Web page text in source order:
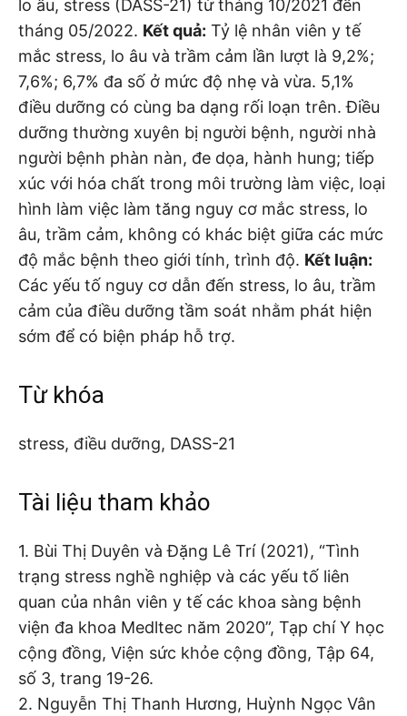
lo âu, stress (DASS-21) từ tháng 10/2021 đến
tháng 05/2022. Kết quả: Tỷ lệ nhân viên y tế
mắc stress, lo âu và trầm cảm lần lượt là 9,2%;
7,6%; 6,7% đa số ở mức độ nhẹ và vừa. 5,1%
điều dưỡng có cùng ba dạng rối loạn trên. Điều
dưỡng thường xuyên bị người bệnh, người nhà
người bệnh phàn nàn, đe dọa, hành hung; tiếp
xúc với hóa chất trong môi trường làm việc, loại
hình làm việc làm tăng nguy cơ mắc stress, lo
âu, trầm cảm, không có khác biệt giữa các mức
độ mắc bệnh theo giới tính, trình độ. Kết luận:
Các yếu tố nguy cơ dẫn đến stress, lo âu, trầm
cảm của điều dưỡng tầm soát nhằm phát hiện
sớm để có biện pháp hỗ trợ.
Từ khóa
stress, điều dưỡng, DASS-21
Tài liệu tham khảo
1. Bùi Thị Duyên và Đặng Lê Trí (2021), “Tình
trạng stress nghề nghiệp và các yếu tố liên
quan của nhân viên y tế các khoa sàng bệnh
viện đa khoa Medltec năm 2020”, Tạp chí Y học
cộng đồng, Viện sức khỏe cộng đồng, Tập 64,
số 3, trang 19-26.
2. Nguyễn Thị Thanh Hương, Huỳnh Ngọc Vân